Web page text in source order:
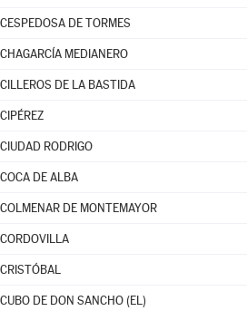
CESPEDOSA DE TORMES
CHAGARCÍA MEDIANERO
CILLEROS DE LA BASTIDA
CIPÉREZ
CIUDAD RODRIGO
COCA DE ALBA
COLMENAR DE MONTEMAYOR
CORDOVILLA
CRISTÓBAL
CUBO DE DON SANCHO (EL)